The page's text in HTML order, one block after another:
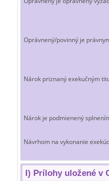
Oprávnený/povinný je
Nárok priznaný exekučným
Nárok je podmienený
Návrhom na vykonanie
I) Prílohy uložené v